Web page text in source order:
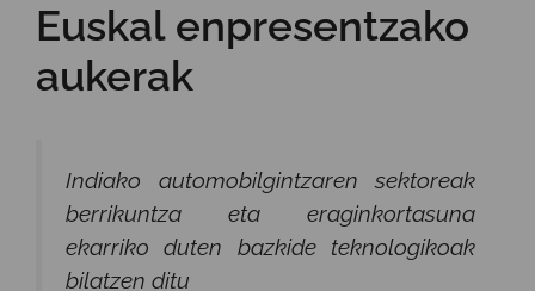
Euskal enpresentzako
aukerak
Indiako automobilgintzaren sektoreak
berrikuntza eta eraginkortasuna
ekarriko duten bazkide teknologikoak
bilatzen ditu